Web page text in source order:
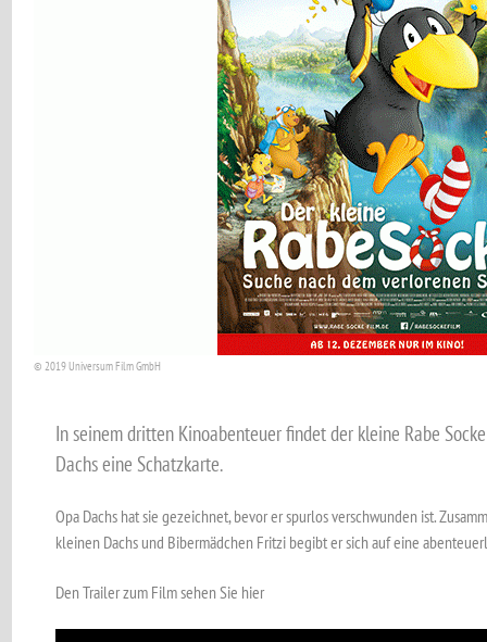
© 2019 Universum Film GmbH
In seinem dritten Kinoabenteuer ­findet der kleine Rabe
Dachs eine Schatzkarte.
Opa Dachs hat sie ­gezeichnet, bevor er spurlos verschwun­den ist.
kleinen Dachs und Biber­mädchen Fritzi ­begibt er sich auf eine
Den Trailer zum Film sehen Sie hier